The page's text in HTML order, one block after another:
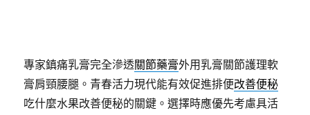
專家鎮痛乳膏完全滲透關節藥膏外用乳膏關節護理軟
膏肩頸腰腿。青春活力現代能有效促進排便改善便秘
吃什麼水果改善便秘的關鍵。選擇時應優先考慮具活